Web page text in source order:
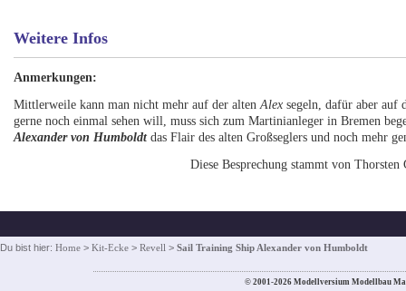
Weitere Infos
Anmerkungen:
Mittlerweile kann man nicht mehr auf der altenAlex segeln, dafür aber auf
gerne noch einmal sehen will, muss sich zum Martinianleger in Bremen
Alexander von Humboldtdas Flair des alten Großseglers und noch mehr
Diese Besprechung stammt von
Du bist hier: Home > Kit-Ecke > Revell > Sail Training Ship Alexander von Humboldt
© 2001-2026 Modellversium Modellbau